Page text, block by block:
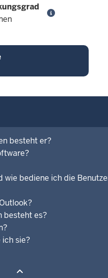
besteht er?
bediene ich die
besteht es?
sie?